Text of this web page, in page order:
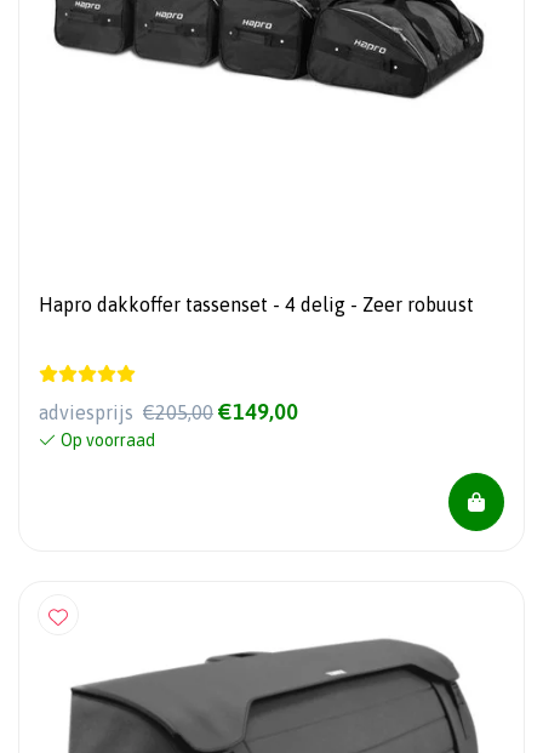
Hapro dakkoffer tassenset - 4 delig - Zeer robuust
adviesprijs €205,00 €149,00
Op voorraad